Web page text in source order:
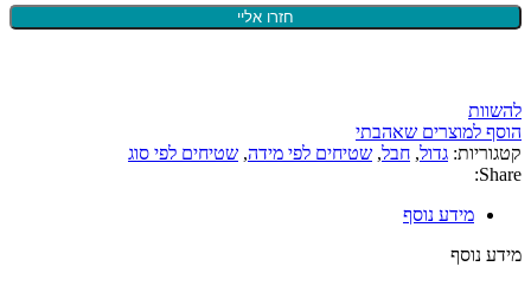
להשוות
הוסף למוצרים שאהבתי
קטגוריות: גדול, חבל, שטיחים לפי מידה, שטיחים לפי סוג
Share:
מידע נוסף
מידע נוסף